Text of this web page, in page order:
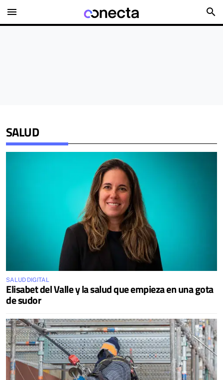
menu search
SALUD
SALUD DIGITAL
Elisabet del Valle y la salud que empieza en una gota
de sudor